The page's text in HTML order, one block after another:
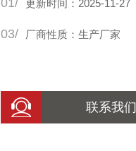
01/ 更新时间：2025-11-27
03/ 厂商性质：生产厂家
联系我们